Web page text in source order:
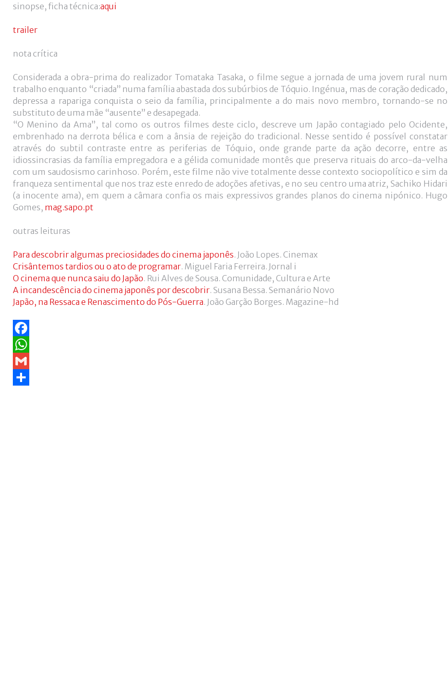
sinopse, ficha técnica:aqui
trailer
nota crítica
Considerada a obra-prima do realizador Tomataka Tasaka, o filme segue a jornada de uma jovem rural num
trabalho enquanto “criada” numa família abastada dos subúrbios de Tóquio. Ingénua, mas de coração dedicado,
depressa a rapariga conquista o seio da família, principalmente a do mais novo membro, tornando-se no
substituto de uma mãe “ausente” e desapegada.
“O Menino da Ama”, tal como os outros filmes deste ciclo, descreve um Japão contagiado pelo Ocidente,
embrenhado na derrota bélica e com a ânsia de rejeição do tradicional. Nesse sentido é possível constatar
através do subtil contraste entre as periferias de Tóquio, onde grande parte da ação decorre, entre as
idiossincrasias da família empregadora e a gélida comunidade montês que preserva rituais do arco-da-velha
com um saudosismo carinhoso. Porém, este filme não vive totalmente desse contexto sociopolítico e sim da
franqueza sentimental que nos traz este enredo de adoções afetivas, e no seu centro uma atriz, Sachiko Hidari
(a inocente ama), em quem a câmara confia os mais expressivos grandes planos do cinema nipónico. Hugo
Gomes, mag.sapo.pt
outras leituras
Para descobrir algumas preciosidades do cinema japonês. João Lopes. Cinemax
Crisântemos tardios ou o ato de programar. Miguel Faria Ferreira. Jornal i
O cinema que nunca saiu do Japão. Rui Alves de Sousa. Comunidade, Cultura e Arte
A incandescência do cinema japonês por descobrir. Susana Bessa. Semanário Novo
Japão, na Ressaca e Renascimento do Pós-Guerra. João Garção Borges. Magazine-hd
Facebook
WhatsApp
Gmail